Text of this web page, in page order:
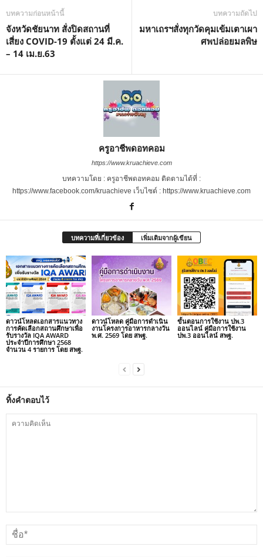
บทความก่อนหน้านี้
จังหวัดชัยนาท สั่งปิดสถานที่
เสี่ยง COVID-19 ตั้งแต่ 24 มี.ค.
– 14 เม.ย.63
บทความถัดไป
มหาเถรฯสั่งทุกวัดคุมเข้มเตาเผา
ศพปล่อยมลพิษ
ครูอาชีพดอทคอม
https://www.kruachieve.com
บทความโดย : ครูอาชีพดอทคอม ติดตามได้ที่ :
https://www.facebook.com/kruachieve เว็บไซต์ : https://www.kruachieve.com
บทความที่เกี่ยวข้อง เพิ่มเติมจากผู้เขียน
ดาวน์โหลดเอกสารแนวทาง
การคัดเลือกสถานศึกษาเพื่อ
รับรางวัล IQA AWARD
ประจำปีการศึกษา 2568
จำนวน 4 รายการ โดย สพฐ.
ดาวน์โหลด คู่มือการดำเนิน
งานโครงการอาหารกลางวัน
พ.ศ. 2569 โดย สพฐ.
ขั้นตอนการใช้งาน ปพ.3
ออนไลน์ คู่มือการใช้งาน
ปพ.3 ออนไลน์ สพฐ.
ทิ้งคำตอบไว้